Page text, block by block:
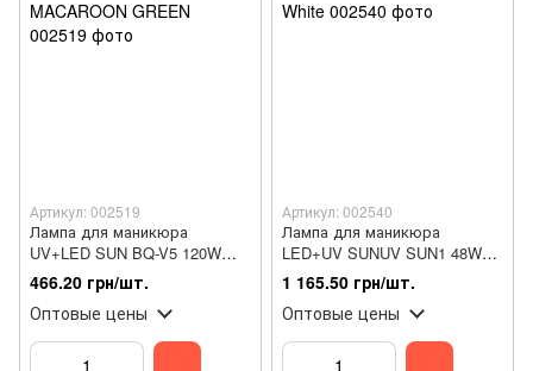
Артикул: 002519
Лампа для маникюра
UV+LED SUN BQ-V5 120W
MACAROON GREEN
466.20 грн/шт.
Оптовые цены
Артикул: 002540
Лампа для маникюра
LED+UV SUNUV SUN1 48W
White
1 165.50 грн/шт.
Оптовые цены